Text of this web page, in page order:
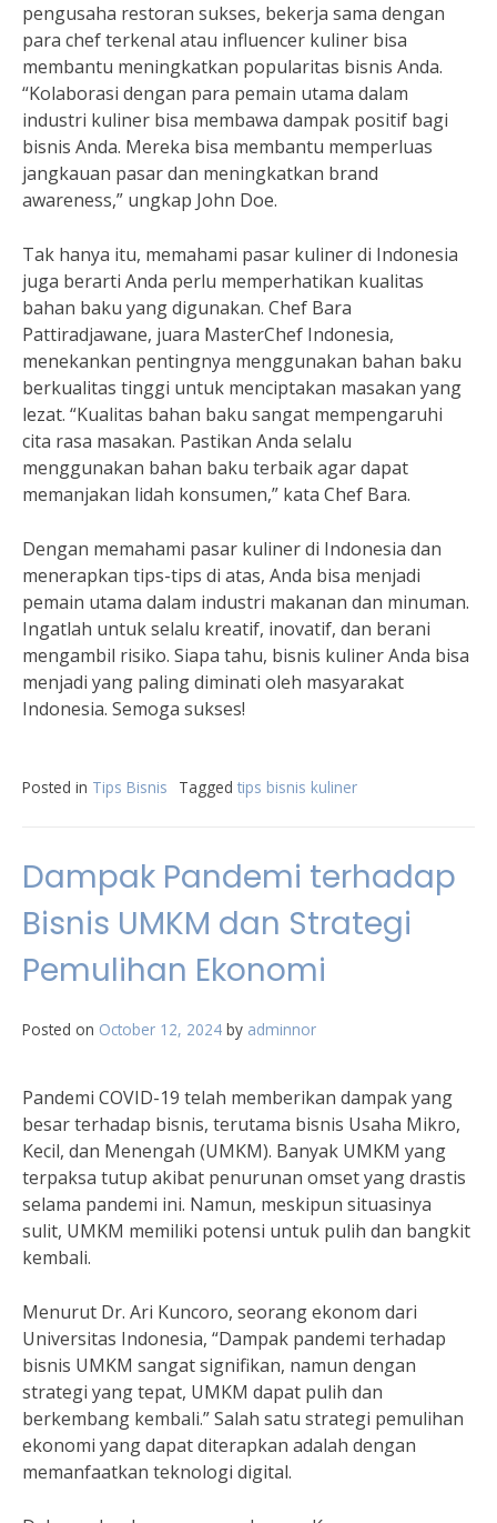
pengusaha restoran sukses, bekerja sama dengan
para chef terkenal atau influencer kuliner bisa
membantu meningkatkan popularitas bisnis Anda.
“Kolaborasi dengan para pemain utama dalam
industri kuliner bisa membawa dampak positif bagi
bisnis Anda. Mereka bisa membantu memperluas
jangkauan pasar dan meningkatkan brand
awareness,” ungkap John Doe.
Tak hanya itu, memahami pasar kuliner di Indonesia
juga berarti Anda perlu memperhatikan kualitas
bahan baku yang digunakan. Chef Bara
Pattiradjawane, juara MasterChef Indonesia,
menekankan pentingnya menggunakan bahan baku
berkualitas tinggi untuk menciptakan masakan yang
lezat. “Kualitas bahan baku sangat mempengaruhi
cita rasa masakan. Pastikan Anda selalu
menggunakan bahan baku terbaik agar dapat
memanjakan lidah konsumen,” kata Chef Bara.
Dengan memahami pasar kuliner di Indonesia dan
menerapkan tips-tips di atas, Anda bisa menjadi
pemain utama dalam industri makanan dan minuman.
Ingatlah untuk selalu kreatif, inovatif, dan berani
mengambil risiko. Siapa tahu, bisnis kuliner Anda bisa
menjadi yang paling diminati oleh masyarakat
Indonesia. Semoga sukses!
Posted in Tips Bisnis Tagged tips bisnis kuliner
Dampak Pandemi terhadap
Bisnis UMKM dan Strategi
Pemulihan Ekonomi
Posted on October 12, 2024 by adminnor
Pandemi COVID-19 telah memberikan dampak yang
besar terhadap bisnis, terutama bisnis Usaha Mikro,
Kecil, dan Menengah (UMKM). Banyak UMKM yang
terpaksa tutup akibat penurunan omset yang drastis
selama pandemi ini. Namun, meskipun situasinya
sulit, UMKM memiliki potensi untuk pulih dan bangkit
kembali.
Menurut Dr. Ari Kuncoro, seorang ekonom dari
Universitas Indonesia, “Dampak pandemi terhadap
bisnis UMKM sangat signifikan, namun dengan
strategi yang tepat, UMKM dapat pulih dan
berkembang kembali.” Salah satu strategi pemulihan
ekonomi yang dapat diterapkan adalah dengan
memanfaatkan teknologi digital.